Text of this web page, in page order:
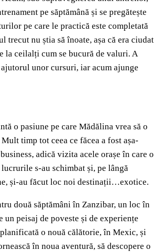
pe săptămână și se pregătește
pe care le practică este completată
trecut nu știa să înoate, așa că era ciudat
la ceilalți cum se bucură de valuri. A
unor cursuri, iar acum ajunge
o pasiune pe care Mădălina vrea să o
timp tot ceea ce făcea a fost așa-
adică vizita acele orașe în care o
s-au schimbat și, pe lângă
și-au făcut loc noi destinații…exotice.
două săptămâni în Zanzibar, un loc în
un peisaj de poveste și de experiențe
o nouă călătorie, în Mexic, și
în noua aventură, să descopere o